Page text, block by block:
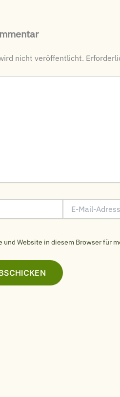
nicht veröffentlicht.
Mail-
und Website in diesem Browser für